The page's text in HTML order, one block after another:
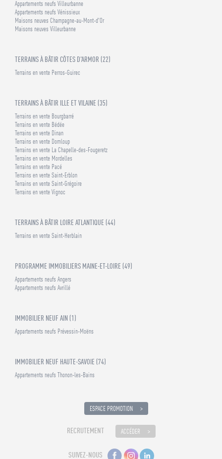
Appartements neufs Villeurbanne
Appartements neufs Vénissieux
Maisons neuves Champagne-au-Mont-d'Or
Maisons neuves Villeurbanne
TERRAINS À BÂTIR CÔTES D'ARMOR (22)
Terrains en vente Perros-Guirec
TERRAINS À BÂTIR ILLE ET VILAINE (35)
Terrains en vente Bourgbarré
Terrains en vente Bédée
Terrains en vente Dinan
Terrains en vente Domloup
Terrains en vente La Chapelle-des-Fougeretz
Terrains en vente Mordelles
Terrains en vente Pacé
Terrains en vente Saint-Erblon
Terrains en vente Saint-Grégoire
Terrains en vente Vignoc
TERRAINS À BÂTIR LOIRE ATLANTIQUE (44)
Terrains en vente Saint-Herblain
PROGRAMME IMMOBILIERS MAINE-ET-LOIRE (49)
Appartements neufs Angers
Appartements neufs Avrillé
IMMOBILIER NEUF AIN (1)
Appartements neufs Prévessin-Moëns
IMMOBILIER NEUF HAUTE-SAVOIE (74)
Appartements neufs Thonon-les-Bains
ESPACE PROMOTION
RECRUTEMENT ACCÉDER
SUIVEZ-NOUS